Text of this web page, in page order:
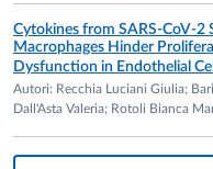
Cytokines from SARS-CoV-2
Macrophages Hinder
Dysfunction in Endothelial
Autori: Recchia Luciani Giulia;
Dall'Asta Valeria; Rotoli Bianca